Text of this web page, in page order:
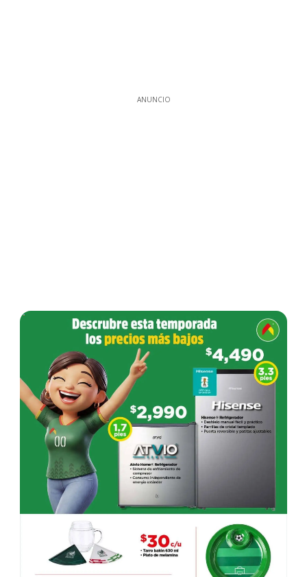
ANUNCIO